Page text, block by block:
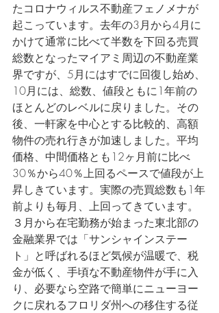
たコロナウィルス不動産フェノメナが
起こっています。去年の3月から4月に
かけて通常に比べて半数を下回る売買
総数となったマイアミ周辺の不動産業
界ですが、5月にはすでに回復し始め、
10月には、総数、値段ともに1年前の
ほとんどのレベルに戻りました。その
後、一軒家を中心とする比較的、高額
物件の売れ行きが加速しました。平均
価格、中間価格とも12ヶ月前に比べ
30％から40％上回るペースで値段が上
昇しきています。実際の売買総数も1年
前よりも毎月、上回ってきています。
３月から在宅勤務が始まった東北部の
金融業界では「サンシャインステー
ト」と呼ばれるほど気候が温暖で、税
金が低く、手頃な不動産物件が手に入
り、必要なら空路で簡単にニューヨー
クに戻れるフロリダ州への移住する従